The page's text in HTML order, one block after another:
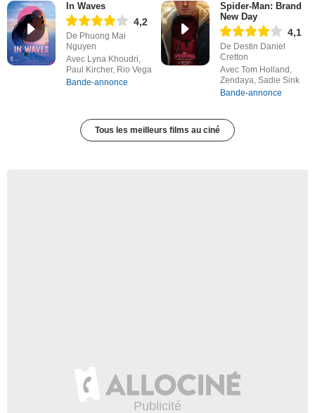
In Waves
4,2
De Phuong Mai
Nguyen
Avec Lyna Khoudri,
Paul Kircher, Rio Vega
Bande-annonce
Spider-Man: Brand
New Day
4,1
De Destin Daniel
Cretton
Avec Tom Holland,
Zendaya, Sadie Sink
Bande-annonce
Tous les meilleurs films au ciné